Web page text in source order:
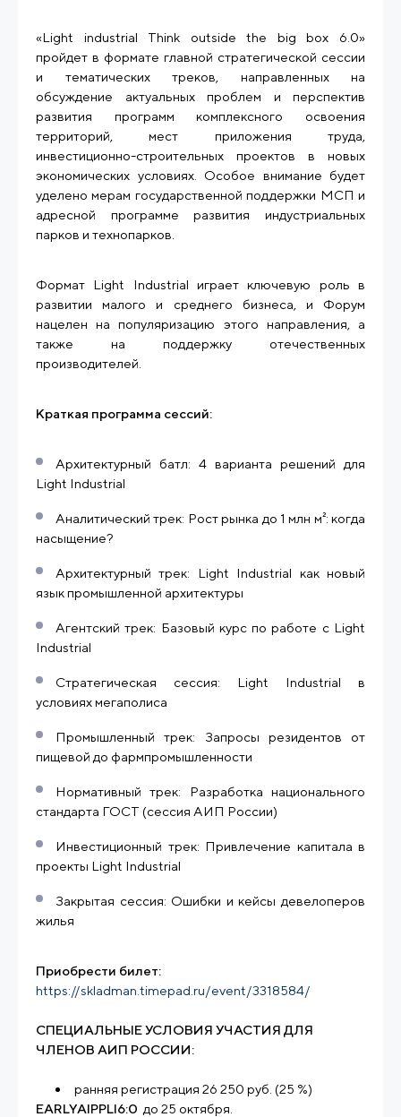
«Light industrial Think outside the big box 6.0»
пройдет в формате главной стратегической сессии
и тематических треков, направленных на
обсуждение актуальных проблем и перспектив
развития программ комплексного освоения
территорий, мест приложения труда,
инвестиционно-строительных проектов в новых
экономических условиях. Особое внимание будет
уделено мерам государственной поддержки МСП и
адресной программе развития индустриальных
парков и технопарков.
Формат Light Industrial играет ключевую роль в
развитии малого и среднего бизнеса, и Форум
нацелен на популяризацию этого направления, а
также на поддержку отечественных
производителей.
Краткая программа сессий:
Архитектурный батл: 4 варианта решений для
Light Industrial
Аналитический трек: Рост рынка до 1 млн м²: когда
насыщение?
Архитектурный трек: Light Industrial как новый
язык промышленной архитектуры
Агентский трек: Базовый курс по работе с Light
Industrial
Стратегическая сессия: Light Industrial в
условиях мегаполиса
Промышленный трек: Запросы резидентов от
пищевой до фармпромышленности
Нормативный трек: Разработка национального
стандарта ГОСТ (сессия АИП России)
Инвестиционный трек: Привлечение капитала в
проекты Light Industrial
Закрытая сессия: Ошибки и кейсы девелоперов
жилья
Приобрести билет:
https://skladman.timepad.ru/event/3318584/
СПЕЦИАЛЬНЫЕ УСЛОВИЯ УЧАСТИЯ ДЛЯ
ЧЛЕНОВ АИП РОССИИ:
ранняя регистрация 26 250 руб. (25 %)
EARLYAIPPLI6:0 до 25 октября.